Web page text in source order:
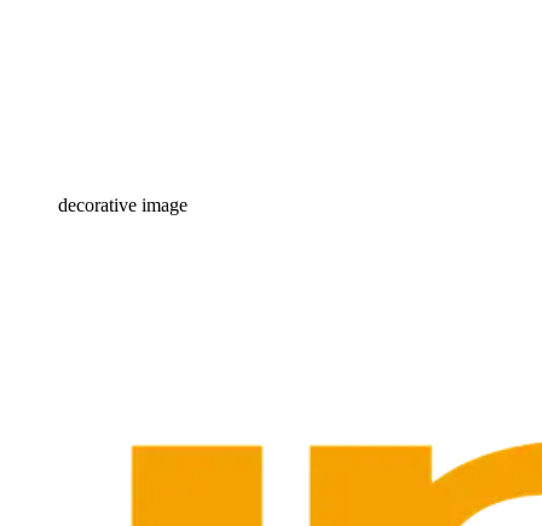
decorative image